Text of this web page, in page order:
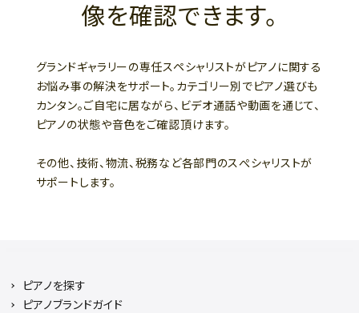
像を確認できます。
グランドギャラリーの専任スペシャリストがピアノに関する
お悩み事の解決をサポート。カテゴリー別でピアノ選びも
カンタン。ご自宅に居ながら、ビデオ通話や動画を通じて、
ピアノの状態や音色をご確認頂けます。
その他、技術、物流、税務など各部門のスぺシャリストが
サポートします。
ピアノを探す
ピアノブランドガイド